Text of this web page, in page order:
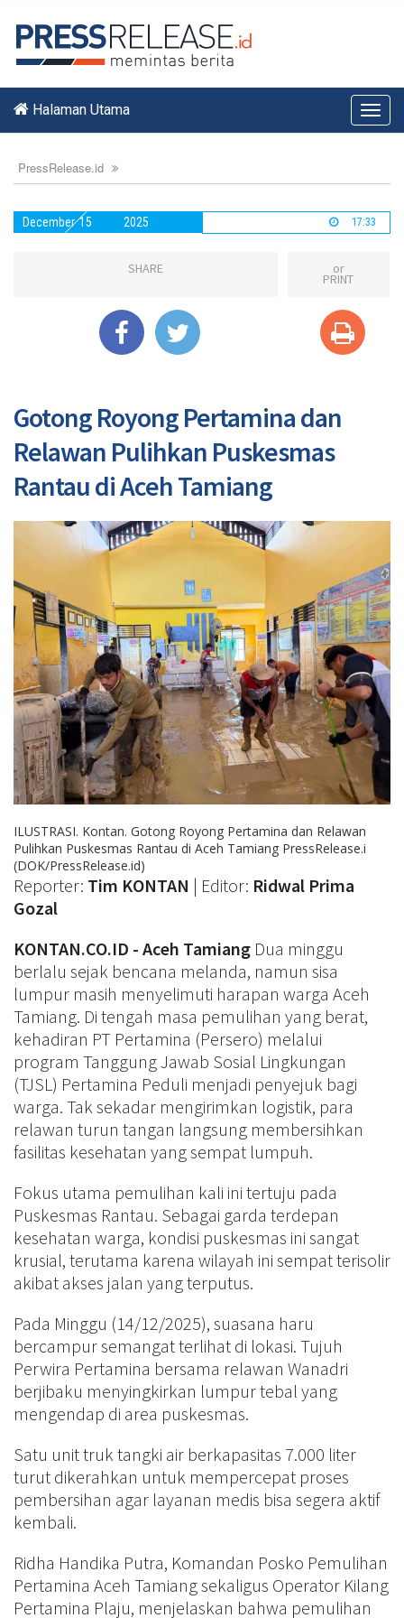
Halaman Utama
PressRelease.id
December 15 2025 17:33
SHARE or
PRINT
Gotong Royong Pertamina dan
Relawan Pulihkan Puskesmas
Rantau di Aceh Tamiang
ILUSTRASI. Kontan. Gotong Royong Pertamina dan Relawan
Pulihkan Puskesmas Rantau di Aceh Tamiang PressRelease.i
(DOK/PressRelease.id)
Reporter: Tim KONTAN | Editor: Ridwal Prima
Gozal
KONTAN.CO.ID - Aceh Tamiang Dua minggu
berlalu sejak bencana melanda, namun sisa
lumpur masih menyelimuti harapan warga Aceh
Tamiang. Di tengah masa pemulihan yang berat,
kehadiran PT Pertamina (Persero) melalui
program Tanggung Jawab Sosial Lingkungan
(TJSL) Pertamina Peduli menjadi penyejuk bagi
warga. Tak sekadar mengirimkan logistik, para
relawan turun tangan langsung membersihkan
fasilitas kesehatan yang sempat lumpuh.
Fokus utama pemulihan kali ini tertuju pada
Puskesmas Rantau. Sebagai garda terdepan
kesehatan warga, kondisi puskesmas ini sangat
krusial, terutama karena wilayah ini sempat terisolir
akibat akses jalan yang terputus.
Pada Minggu (14/12/2025), suasana haru
bercampur semangat terlihat di lokasi. Tujuh
Perwira Pertamina bersama relawan Wanadri
berjibaku menyingkirkan lumpur tebal yang
mengendap di area puskesmas.
Satu unit truk tangki air berkapasitas 7.000 liter
turut dikerahkan untuk mempercepat proses
pembersihan agar layanan medis bisa segera aktif
kembali.
Ridha Handika Putra, Komandan Posko Pemulihan
Pertamina Aceh Tamiang sekaligus Operator Kilang
Pertamina Plaju, menjelaskan bahwa pemulihan